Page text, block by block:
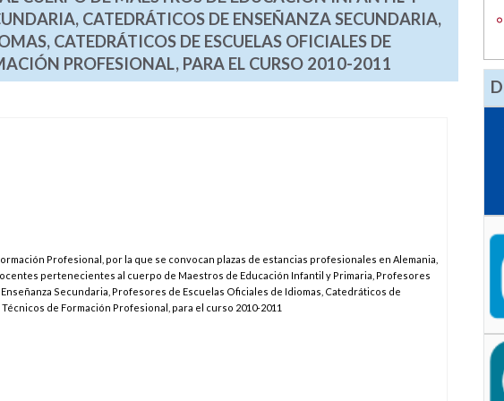
CATEDRÁTICOS DE ENSEÑANZA SECUNDARIA,
CATEDRÁTICOS DE ESCUELAS OFICIALES DE
PROFESIONAL, PARA EL CURSO 2010-2011
Profesional, por la que se convocan plazas de estancias profesionales en Alemania,
pertenecientes al cuerpo de Maestros de Educación Infantil y Primaria, Profesores
Secundaria, Profesores de Escuelas Oficiales de Idiomas, Catedráticos de
de Formación Profesional, para el curso 2010-2011